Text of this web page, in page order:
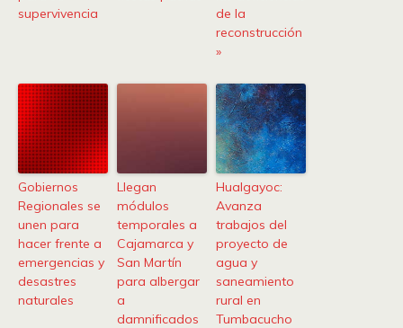
supervivencia
de la
reconstrucción
»
Gobiernos
Regionales se
unen para
hacer frente a
emergencias y
desastres
naturales
Llegan
módulos
temporales a
Cajamarca y
San Martín
para albergar
a
damnificados
Hualgayoc:
Avanza
trabajos del
proyecto de
agua y
saneamiento
rural en
Tumbacucho